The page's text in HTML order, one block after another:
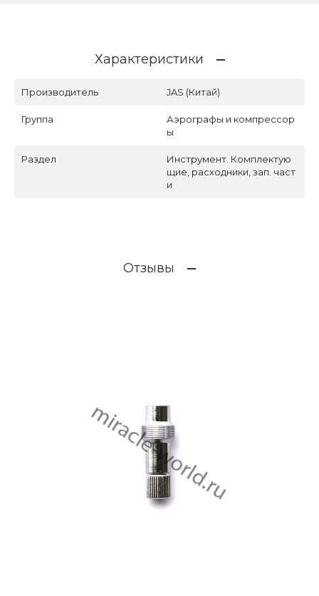
Характеристики
Производитель JAS (Китай)
Группа
Аэрографы и компрессор
ы
Раздел
Инструмент. Комплектую
щие, расходники, зап. част
и
Отзывы